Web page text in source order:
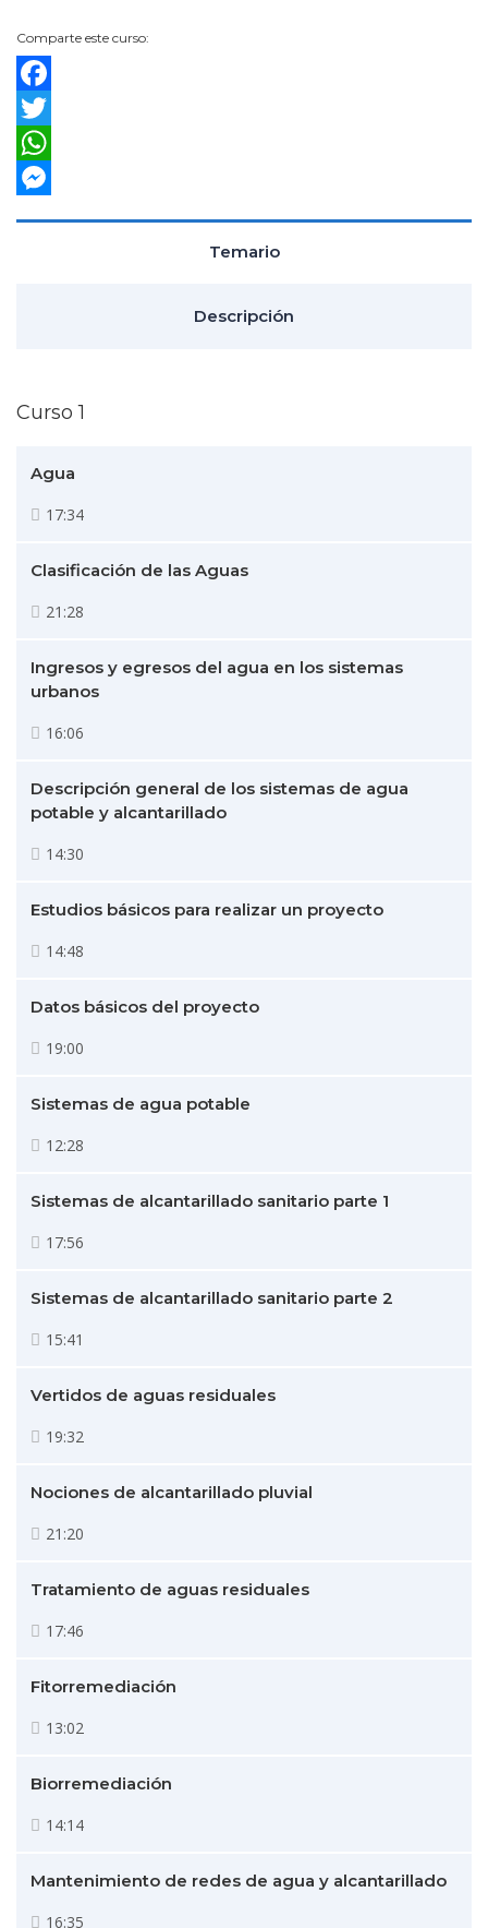
Comparte este curso:
Facebook
Twitter
WhatsApp
Temario
Descripción
Curso 1
Agua
17:34
Clasificación de las Aguas
21:28
Ingresos y egresos del agua en los sistemas
urbanos
16:06
Descripción general de los sistemas de agua
potable y alcantarillado
14:30
Estudios básicos para realizar un proyecto
14:48
Datos básicos del proyecto
19:00
Sistemas de agua potable
12:28
Sistemas de alcantarillado sanitario parte 1
17:56
Sistemas de alcantarillado sanitario parte 2
15:41
Vertidos de aguas residuales
19:32
Nociones de alcantarillado pluvial
21:20
Tratamiento de aguas residuales
17:46
Fitorremediación
13:02
Biorremediación
14:14
Mantenimiento de redes de agua y alcantarillado
16:35